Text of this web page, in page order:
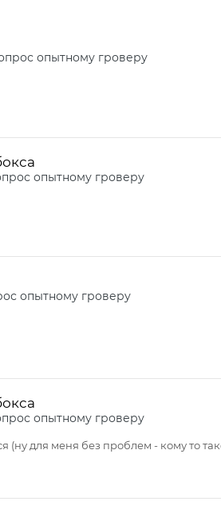
опытному гроверу
опытному гроверу
опытному гроверу
опытному гроверу
для меня без проблем - кому то